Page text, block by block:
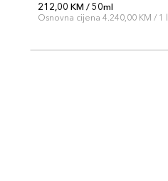
212,00 KM / 50ml
Osnovna cijena 4.240,00 KM / 1 l